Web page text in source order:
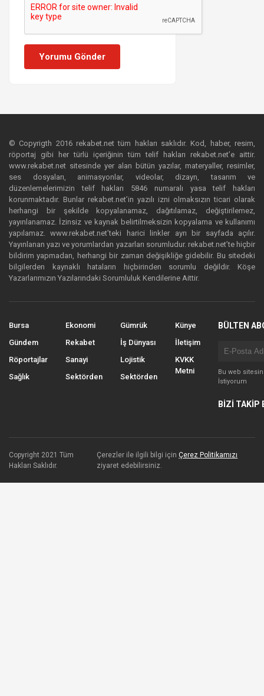
Yorumu Gönder
© Copyrigth 2016 rekabet.net tüm hakları saklıdır. Kod, haber, resim,
röportaj gibi her türlü içeriğinin tüm telif hakları rekabet.net’e aittir.
www.rekabet.net sitesinde yer alan bütün yazılar, materyaller, resimler,
ses dosyaları, animasyonlar, videolar, dizayn, tasarım ve
düzenlemelerimizin telif hakları 5846 numaralı yasa telif hakları
korunmaktadır. Bunlar rekabet.net’in yazılı izni olmaksızın ticari olarak
herhangi bir şekilde kopyalanamaz, dağıtılamaz, değiştirilemez,
yayınlanamaz. İzinsiz ve kaynak belirtilmeksizin kopyalama ve kullanımı
yapılamaz. www.rekabet.net’teki harici linkler ayrı bir sayfada açılır.
Yayınlanan yazı ve yorumlardan yazarları sorumludur. rekabet.net’te hiçbir
bildirim yapmadan, herhangi bir zaman değişikliğe gidebilir. Bu sitedeki
bilgilerden kaynaklı hataların hiçbirinden sorumlu değildir. Köşe
Yazarlarımızın Yazılarındaki Sorumluluk Kendilerine Aittir.
Bursa
Gündem
Röportajlar
Sağlık
Ekonomi
Rekabet
Sanayi
Sektörden
Gümrük
İş Dünyası
Lojistik
Sektörden
Künye
İletişim
KVKK
Metni
BÜLTEN
Bu web
İstiyorum
BİZİ TAKİP
Copyright 2021 Tüm
Hakları Saklıdır.
Çerezler ile ilgili bilgi içinÇerez Politikamızı
ziyaret edebilirsiniz.